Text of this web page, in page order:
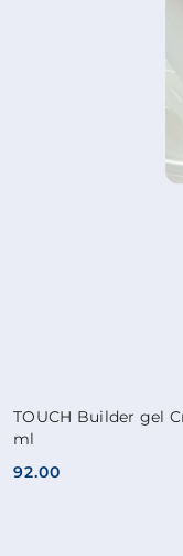
TOUCH Builder gel
ml
Cena:
92.00